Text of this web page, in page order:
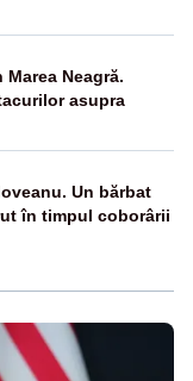
Neagră.
asupra
Un bărbat
în timpul coborârii